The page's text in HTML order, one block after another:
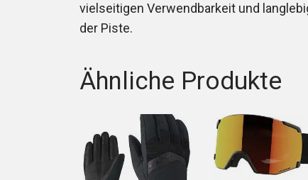
vielseitigen Verwendbarkeit und
der Piste.
Ähnliche Produkte